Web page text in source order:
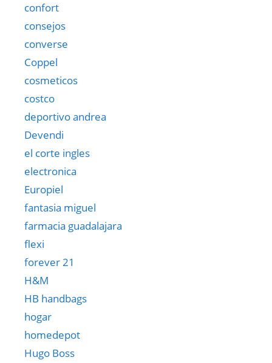
confort
consejos
converse
Coppel
cosmeticos
costco
deportivo andrea
Devendi
el corte ingles
electronica
Europiel
fantasia miguel
farmacia guadalajara
flexi
forever 21
H&M
HB handbags
hogar
homedepot
Hugo Boss